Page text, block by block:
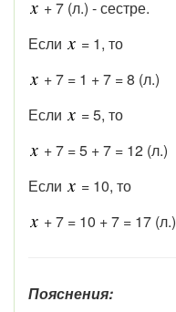
+ 7 (л.) - сестре.
Если
= 1, то
+ 7 = 1 + 7 = 8 (л.)
Если
= 5, то
+ 7 = 5 + 7 = 12 (л.)
Если
= 10, то
+ 7 = 10 + 7 = 17 (л.)
Пояснения: